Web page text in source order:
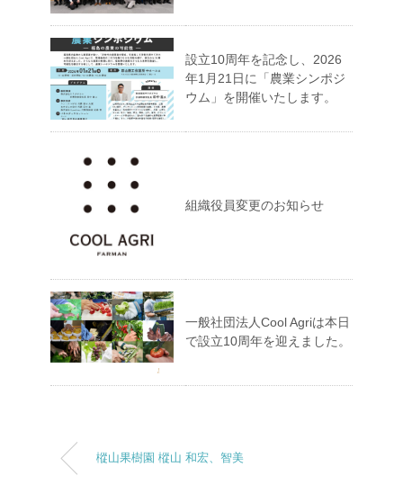
設立10周年を記念し、2026
年1月21日に「農業シンポジ
ウム」を開催いたします。
組織役員変更のお知らせ
一般社団法人Cool Agriは本日
で設立10周年を迎えました。
樅山果樹園 樅山 和宏、智美